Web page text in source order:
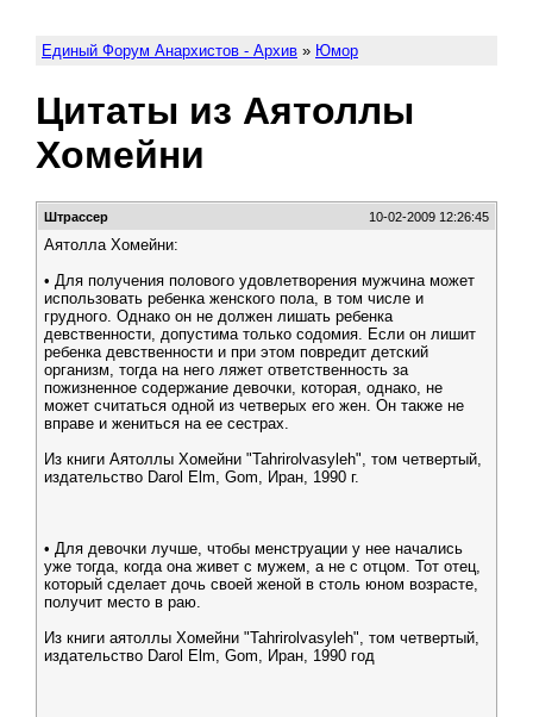
Единый Форум Анархистов - Архив » Юмор
Цитаты из Аятоллы
Хомейни
Штрассер 10-02-2009 12:26:45
Аятолла Хомейни:
• Для получения полового удовлетворения мужчина может
использовать ребенка женского пола, в том числе и
грудного. Однако он не должен лишать ребенка
девственности, допустима только содомия. Если он лишит
ребенка девственности и при этом повредит детский
организм, тогда на него ляжет ответственность за
пожизненное содержание девочки, которая, однако, не
может считаться одной из четверых его жен. Он также не
вправе и жениться на ее сестрах.
Из книги Аятоллы Хомейни "Tahrirolvasyleh", том четвертый,
издательство Darol Elm, Gom, Иран, 1990 г.
• Для девочки лучше, чтобы менструации у нее начались
уже тогда, когда она живет с мужем, а не с отцом. Тот отец,
который сделает дочь своей женой в столь юном возрасте,
получит место в раю.
Из книги аятоллы Хомейни "Tahrirolvasyleh", том четвертый,
издательство Darol Elm, Gom, Иран, 1990 год